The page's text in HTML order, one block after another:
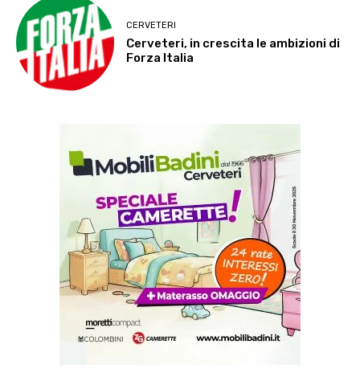
CERVETERI
Cerveteri, in crescita le ambizioni di
Forza Italia